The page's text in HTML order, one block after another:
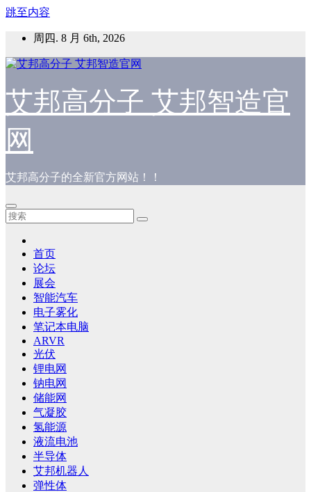
跳至内容
周四. 8 月 6th, 2026
艾邦高分子 艾邦智造官
网
艾邦高分子的全新官方网站！！
首页
论坛
展会
智能汽车
电子雾化
笔记本电脑
ARVR
光伏
锂电网
钠电网
储能网
气凝胶
氢能源
液流电池
半导体
艾邦机器人
弹性体